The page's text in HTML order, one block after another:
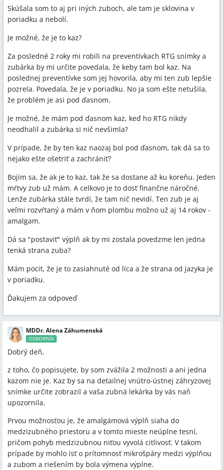
Skúšala som to aj pri iných zuboch, ale tam je sklovina v
poriadku a nebolí.
Je možné, že je to kaz?
Za posledné 2 roky mi robili na preventívkach RTG snímky a
zubárka by mi určite povedala, že keby tam bol kaz. Na
poslednej preventívke som jej hovorila, aby mi ten zub lepšie
pozrela. Povedala, že je v poriadku. No ja som ešte netušila,
že problém je asi pod ďasnom.
Je možné, že mám pod ďasnom kaz, keď ho RTG nikdy
neodhalil a zubárka si nič nevšimla?
V prípade, že by ten kaz naozaj bol pod ďasnom, tak dá sa to
nejako ešte ošetriť a zachrániť?
Bojím sa, že ak je to kaz, tak že sa dostane až ku koreňu. Jeden
mŕtvy zub už mám. A celkovo je to dosť finančne náročné.
Lenže zubárka stále tvrdí, že tam nič nevidí. Ten zub je aj
veľmi rozvŕtaný a mám v ňom plombu možno už aj 14 rokov -
amalgam.
Dá sa "postaviť" výplň ak by mi zostala povedzme len jedna
tenká strana zuba?
Mám pocit, že je to zasiahnuté od líca a že strana od jazyka je
v poriadku.
Ďakujem za odpoveď
MDDr. Alena Záhumenská
ODBORNÍK
Dobrý deň,
z toho, čo popisujete, by som zvážila 2 možnosti a ani jedna
kazom nie je. Kaz by sa na detailnej vnútro-ústnej záhryzovej
snímke určite zobrazil a vaša zubná lekárka by vás naň
upozornila.
Prvou možnosťou je, že amalgámová výplň siaha do
medzizubného priestoru a v tomto mieste neúplne tesní,
pričom pohyb medzizubnou niťou vyvolá citlivosť. V takom
prípade by mohlo ísť o prítomnosť mikrošpáry medzi výplňou
a zubom a riešením by bola výmena výplne.